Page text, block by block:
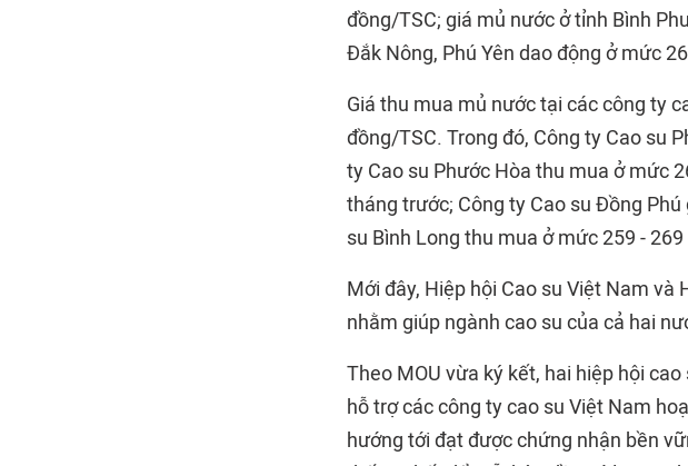
đồng/TSC; giá mủ nước ở tỉnh Bình
Đắk Nông, Phú Yên dao động ở mức
Giá thu mua mủ nước tại các công ty
đồng/TSC. Trong đó, Công ty Cao su
ty Cao su Phước Hòa thu mua ở mức
tháng trước; Công ty Cao su Đồng
su Bình Long thu mua ở mức 259 -
Mới đây, Hiệp hội Cao su Việt Nam và
nhằm giúp ngành cao su của cả hai
Theo MOU vừa ký kết, hai hiệp hội
hỗ trợ các công ty cao su Việt Nam
hướng tới đạt được chứng nhận bền